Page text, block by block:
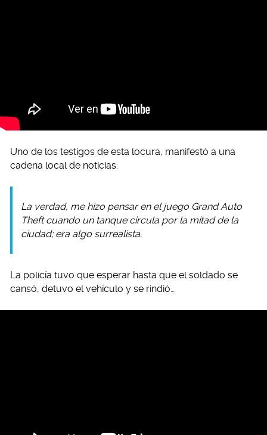
Uno de los testigos de esta locura, manifestó a una
cadena local de noticias:
La verdad, me hizo pensar en el juego Grand Auto
Theft cuando un tanque circula por la mitad de la
ciudad; era algo surrealista.
La policía tuvo que esperar hasta que el soldado se
cansó, detuvo el vehículo y se rindió…